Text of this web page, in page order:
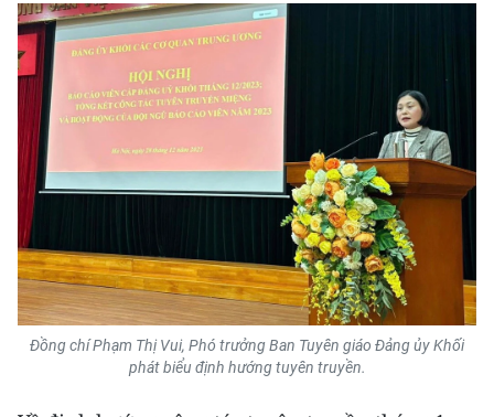
TIN MỚI
TIN ĐỊA PHƯƠNG
Trung du và miền núi phía Bắc
Đồng bằng sông Hồng
Bắc Trung Bộ
Duyên hải Nam Trung Bộ và Tây
Nguyên
Đông Nam Bộ
Đồng chí Phạm Thị Vui, Phó trưởng Ban Tuyên giáo Đảng ủy Khối
phát biểu định hướng tuyên truyền.